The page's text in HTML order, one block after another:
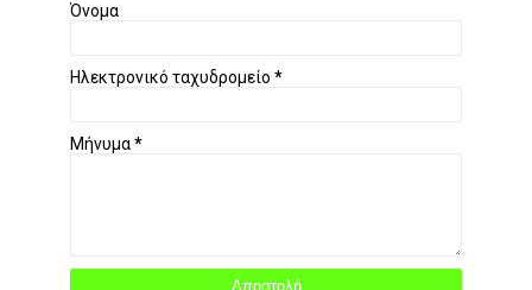
Όνομα
Ηλεκτρονικό ταχυδρομείο *
Μήνυμα*